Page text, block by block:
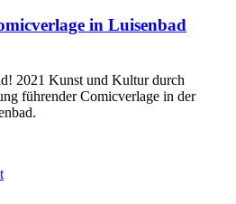
in Luisenbad
2021 Kunst und Kultur durch
führender Comicverlage in der